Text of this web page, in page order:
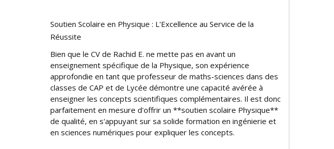
Soutien Scolaire en Physique : L'Excellence au Service de la
Réussite
Bien que le CV de Rachid E. ne mette pas en avant un
enseignement spécifique de la Physique, son expérience
approfondie en tant que professeur de maths-sciences dans des
classes de CAP et de Lycée démontre une capacité avérée à
enseigner les concepts scientifiques complémentaires. Il est donc
parfaitement en mesure d'offrir un **soutien scolaire Physique**
de qualité, en s'appuyant sur sa solide formation en ingénierie et
en sciences numériques pour expliquer les concepts.